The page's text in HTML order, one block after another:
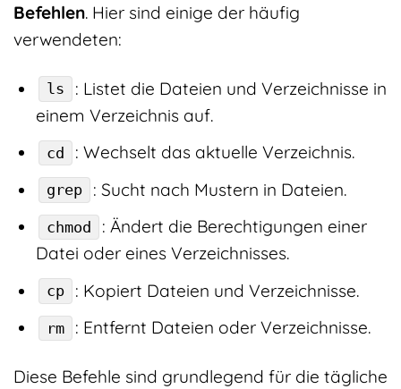
Befehlen. Hier sind einige der häufig
verwendeten:
ls
: Listet die Dateien und Verzeichnisse in
einem Verzeichnis auf.
cd : Wechselt das aktuelle Verzeichnis.
grep : Sucht nach Mustern in Dateien.
chmod
: Ändert die Berechtigungen einer
Datei oder eines Verzeichnisses.
cp : Kopiert Dateien und Verzeichnisse.
rm : Entfernt Dateien oder Verzeichnisse.
Diese Befehle sind grundlegend für die tägliche